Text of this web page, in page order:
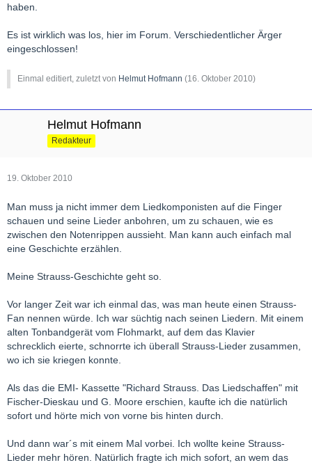
haben.
Es ist wirklich was los, hier im Forum. Verschiedentlicher Ärger
eingeschlossen!
Einmal editiert, zuletzt von Helmut Hofmann (16. Oktober 2010)
Helmut Hofmann
Redakteur
19. Oktober 2010
Man muss ja nicht immer dem Liedkomponisten auf die Finger
schauen und seine Lieder anbohren, um zu schauen, wie es
zwischen den Notenrippen aussieht. Man kann auch einfach mal
eine Geschichte erzählen.
Meine Strauss-Geschichte geht so.
Vor langer Zeit war ich einmal das, was man heute einen Strauss-
Fan nennen würde. Ich war süchtig nach seinen Liedern. Mit einem
alten Tonbandgerät vom Flohmarkt, auf dem das Klavier
schrecklich eierte, schnorrte ich überall Strauss-Lieder zusammen,
wo ich sie kriegen konnte.
Als das die EMI- Kassette "Richard Strauss. Das Liedschaffen" mit
Fischer-Dieskau und G. Moore erschien, kaufte ich die natürlich
sofort und hörte mich von vorne bis hinten durch.
Und dann war´s mit einem Mal vorbei. Ich wollte keine Strauss-
Lieder mehr hören. Natürlich fragte ich mich sofort, an wem das